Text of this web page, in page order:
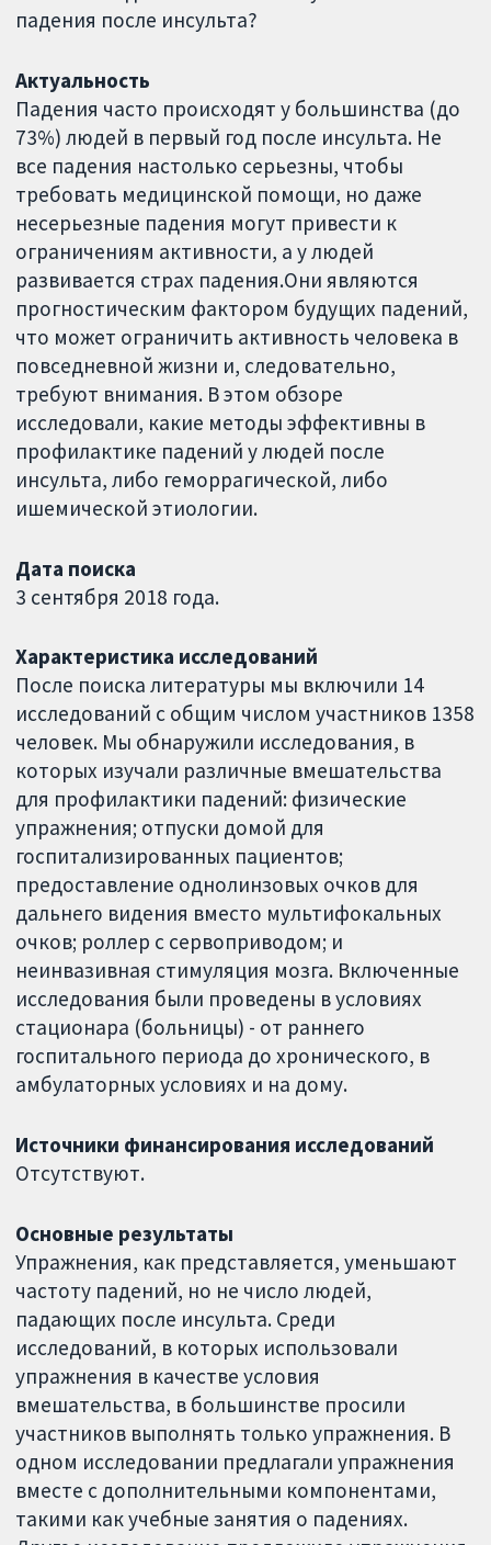
падения после инсульта?
Актуальность
Падения часто происходят у большинства (до
73%) людей в первый год после инсульта. Не
все падения настолько серьезны, чтобы
требовать медицинской помощи, но даже
несерьезные падения могут привести к
ограничениям активности, а у людей
развивается страх падения.Они являются
прогностическим фактором будущих падений,
что может ограничить активность человека в
повседневной жизни и, следовательно,
требуют внимания. В этом обзоре
исследовали, какие методы эффективны в
профилактике падений у людей после
инсульта, либо геморрагической, либо
ишемической этиологии.
Дата поиска
3 сентября 2018 года.
Характеристика исследований
После поиска литературы мы включили 14
исследований с общим числом участников 1358
человек. Мы обнаружили исследования, в
которых изучали различные вмешательства
для профилактики падений: физические
упражнения; отпуски домой для
госпитализированных пациентов;
предоставление однолинзовых очков для
дальнего видения вместо мультифокальных
очков; роллер с сервоприводом; и
неинвазивная стимуляция мозга. Включенные
исследования были проведены в условиях
стационара (больницы) - от раннего
госпитального периода до хронического, в
амбулаторных условиях и на дому.
Источники финансирования исследований
Отсутствуют.
Основные результаты
Упражнения, как представляется, уменьшают
частоту падений, но не число людей,
падающих после инсульта. Среди
исследований, в которых использовали
упражнения в качестве условия
вмешательства, в большинстве просили
участников выполнять только упражнения. В
одном исследовании предлагали упражнения
вместе с дополнительными компонентами,
такими как учебные занятия о падениях.